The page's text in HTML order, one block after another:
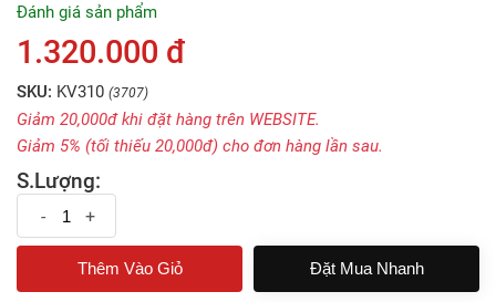
Đánh giá sản phẩm
1.320.000 đ
SKU: KV310 (3707)
Giảm 20,000đ khi đặt hàng trên WEBSITE.
Giảm 5% (tối thiếu 20,000đ) cho đơn hàng lần sau.
S.Lượng:
- +
Đặt Mua Nhanh